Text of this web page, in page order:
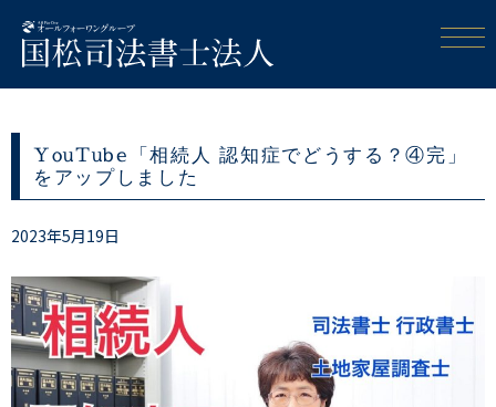
YouTube「相続人 認知症でどうする？④完」
をアップしました
2023年5月19日